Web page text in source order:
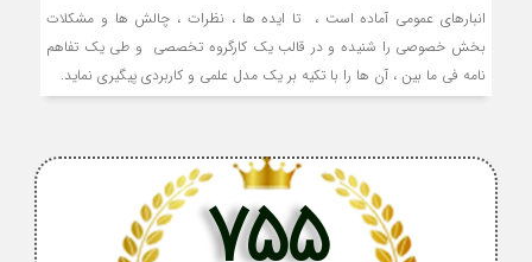
انبارهای عمومی آماده است ، تا ایده ها ، نظرات ، چالش ها و مشکلات
بخش خصوصی را شنیده و در قالب یک کارگروه تخصصی و طی یک تفاهم
نامه فی ما بین ، آن ها را با تکیه بر یک مدل علمی و کاربردی پیگیری نماید.